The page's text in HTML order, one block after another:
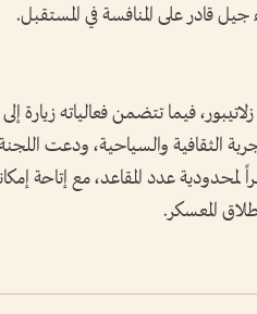
جيل قادر على المنافسة في المستقبل.
فيما تتضمن فعالياته زيارة
الثقافية والسياحية، ودعت
لمحدودية عدد المقاعد، مع إتاحة
المعسكر.